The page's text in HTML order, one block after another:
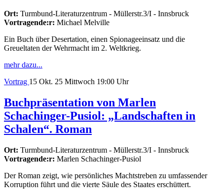
Ort: Turmbund-Literaturzentrum - Müllerstr.3/I - Innsbruck
Vortragende:r: Michael Melville
Ein Buch über Desertation, einen Spionageeinsatz und die
Greueltaten der Wehrmacht im 2. Weltkrieg.
mehr dazu...
Vortrag 15 Okt. 25 Mittwoch 19:00 Uhr
Buchpräsentation von Marlen
Schachinger-Pusiol: „Landschaften in
Schalen“. Roman
Ort: Turmbund-Literaturzentrum - Müllerstr.3/I - Innsbruck
Vortragende:r: Marlen Schachinger-Pusiol
Der Roman zeigt, wie persönliches Machtstreben zu umfassender
Korruption führt und die vierte Säule des Staates erschüttert.